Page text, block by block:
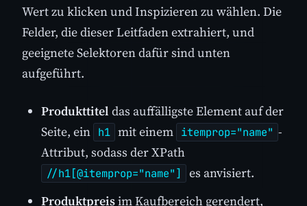
Wert zu klicken und Inspizieren zu wählen. Die
Felder, die dieser Leitfaden extrahiert, und
geeignete Selektoren dafür sind unten
aufgeführt.
Produkttitel das auffälligste Element auf der
Seite, ein h1 mit einem itemprop="name" -
Attribut, sodass der XPath
//h1[@itemprop="name"]
es anvisiert.
Produktpreisim Kaufbereich gerendert,